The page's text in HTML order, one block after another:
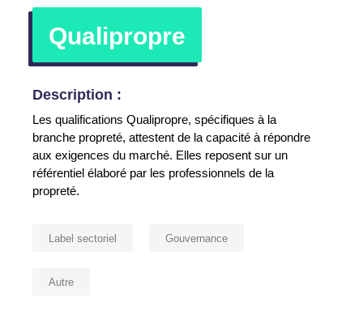
Qualipropre
Description :
Les qualifications Qualipropre, spécifiques à la
branche propreté, attestent de la capacité à répondre
aux exigences du marché. Elles reposent sur un
référentiel élaboré par les professionnels de la
propreté.
Label sectoriel Gouvernance
Autre